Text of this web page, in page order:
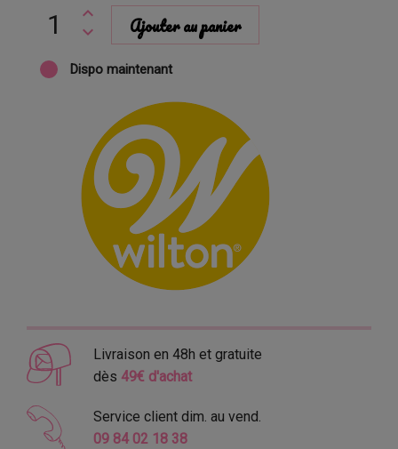
Ajouter au panier
Dispo maintenant
Livraison en 48h et gratuite
dès 49€ d'achat
Service client dim. au vend.
09 84 02 18 38